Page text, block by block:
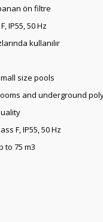
ön filtre
IP55, 50 Hz
kullanılır
size pools
and underground
F, IP55, 50 Hz
to 75 m3